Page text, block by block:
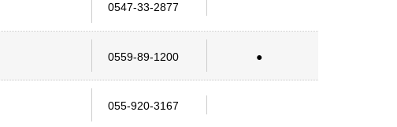
0547-33-2877
0559-89-1200
055-920-3167